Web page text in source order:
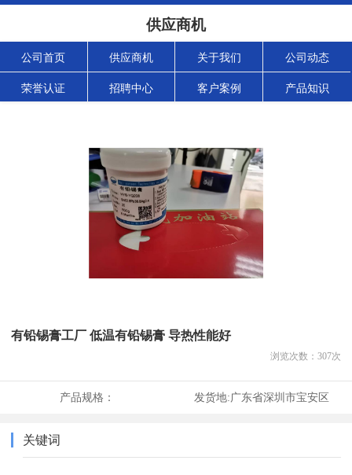
供应商机
公司首页 供应商机 关于我们 公司动态
荣誉认证 招聘中心 客户案例 产品知识
有铅锡膏工厂 低温有铅锡膏 导热性能好
浏览次数： 307次
产品规格： 发货地:广东省深圳市宝安区
关键词